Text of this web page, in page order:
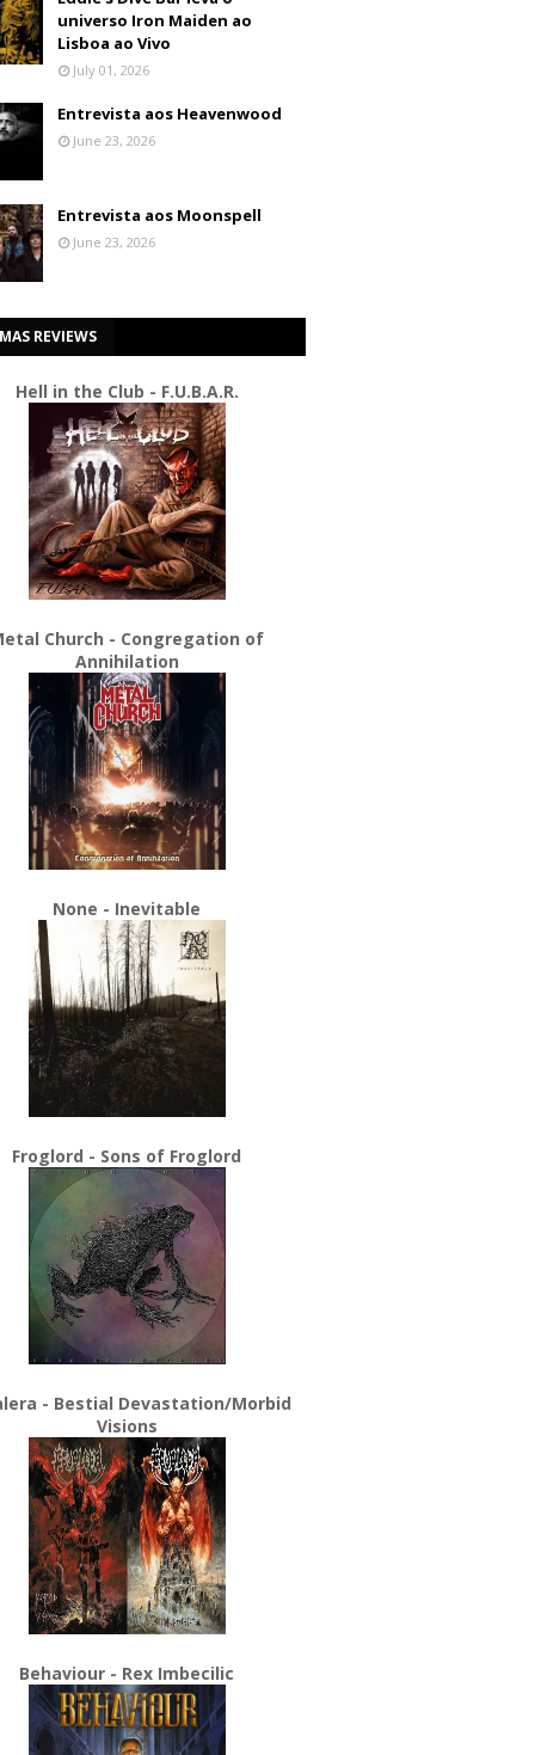
universo Iron Maiden ao
Lisboa ao Vivo
July 01, 2026
Entrevista aos Heavenwood
June 23, 2026
Entrevista aos Moonspell
June 23, 2026
REVIEWS
Hell in the Club - F.U.B.A.R.
Church - Congregation of
Annihilation
None - Inevitable
Froglord - Sons of Froglord
- Bestial Devastation/Morbid
Visions
Behaviour - Rex Imbecilic